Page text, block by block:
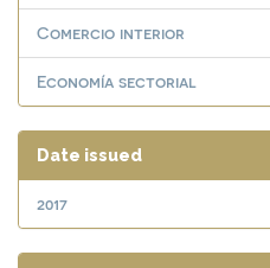
Comercio interior
Economía sectorial
Date issued
2017